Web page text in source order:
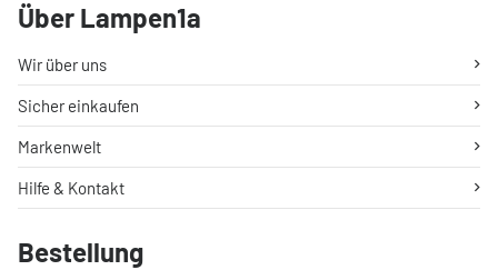
Über Lampen1a
Wir über uns
Sicher einkaufen
Markenwelt
Hilfe & Kontakt
Bestellung